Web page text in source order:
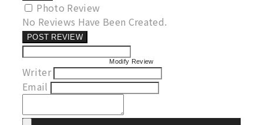
Photo Review
No Reviews Have Been Created.
POST REVIEW
Modify Review
Writer
Email